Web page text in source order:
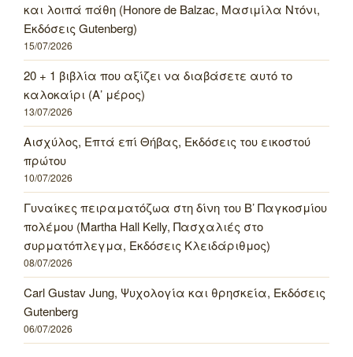
και λοιπά πάθη (Honore de Balzac, Μασιμίλα Ντόνι,
Εκδόσεις Gutenberg)
15/07/2026
20 + 1 βιβλία που αξίζει να διαβάσετε αυτό το
καλοκαίρι (Α’ μέρος)
13/07/2026
Αισχύλος, Επτά επί Θήβας, Εκδόσεις του εικοστού
πρώτου
10/07/2026
Γυναίκες πειραματόζωα στη δίνη του Β’ Παγκοσμίου
πολέμου (Martha Hall Kelly, Πασχαλιές στο
συρματόπλεγμα, Εκδόσεις Κλειδάριθμος)
08/07/2026
Carl Gustav Jung, Ψυχολογία και θρησκεία, Εκδόσεις
Gutenberg
06/07/2026